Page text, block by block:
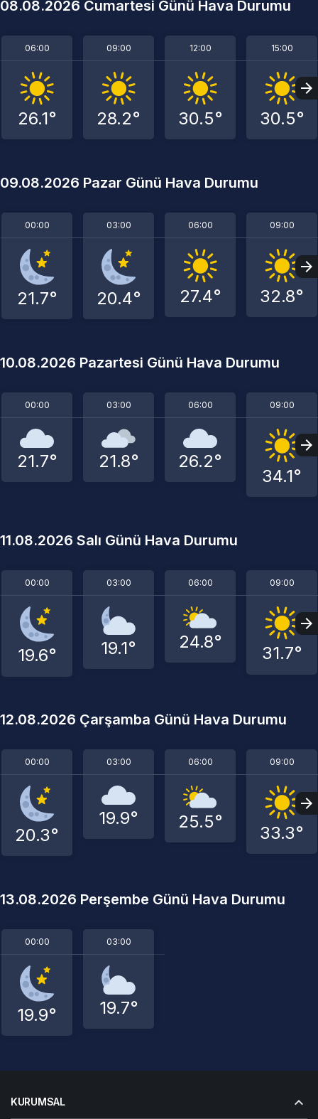
08.08.2026 Cumartesi Günü Hava Durumu
06:00
26.1°
09:00
28.2°
12:00
30.5°
15:00
30.5°
09.08.2026 Pazar Günü Hava Durumu
00:00
21.7°
03:00
20.4°
06:00
27.4°
09:00
32.8°
10.08.2026 Pazartesi Günü Hava Durumu
00:00
21.7°
03:00
21.8°
06:00
26.2°
09:00
34.1°
11.08.2026 Salı Günü Hava Durumu
00:00
19.6°
03:00
19.1°
06:00
24.8°
09:00
31.7°
12.08.2026 Çarşamba Günü Hava Durumu
00:00
20.3°
03:00
19.9°
06:00
25.5°
09:00
33.3°
13.08.2026 Perşembe Günü Hava Durumu
00:00
19.9°
03:00
19.7°
KURUMSAL